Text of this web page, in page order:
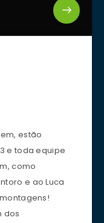
estão
e toda equipe
como
e ao Luca
dos